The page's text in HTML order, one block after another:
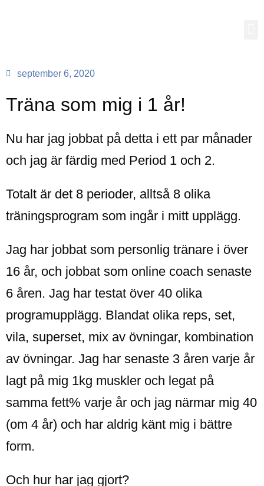
september 6, 2020
Träna som mig i 1 år!
Nu har jag jobbat på detta i ett par månader
och jag är färdig med Period 1 och 2.
Totalt är det 8 perioder, alltså 8 olika
träningsprogram som ingår i mitt upplägg.
Jag har jobbat som personlig tränare i över
16 år, och jobbat som online coach senaste
6 åren. Jag har testat över 40 olika
programupplägg. Blandat olika reps, set,
vila, superset, mix av övningar, kombination
av övningar. Jag har senaste 3 åren varje år
lagt på mig 1kg muskler och legat på
samma fett% varje år och jag närmar mig 40
(om 4 år) och har aldrig känt mig i bättre
form.
Och hur har jag gjort?